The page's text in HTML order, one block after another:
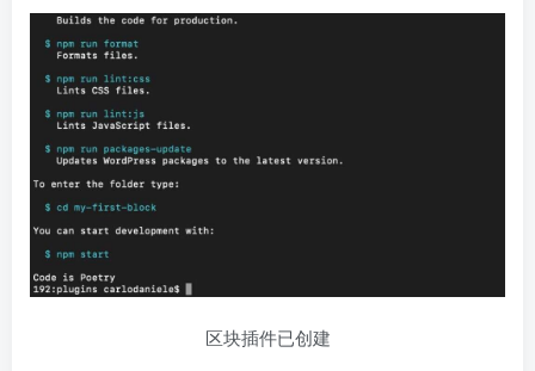
区块插件已创建